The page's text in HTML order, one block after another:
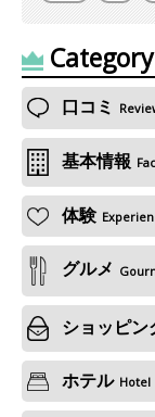
Category
口コミ
基本情報
体験
グルメ
ショッピン
ホテル Hotel